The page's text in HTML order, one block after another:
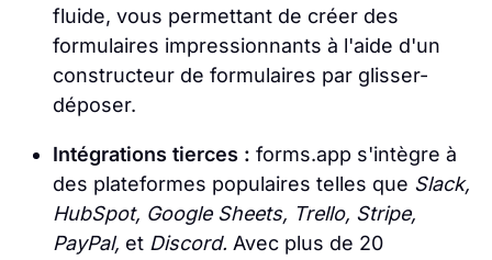
fluide, vous permettant de créer des
formulaires impressionnants à l'aide d'un
constructeur de formulaires par glisser-
déposer.
Intégrations tierces : forms.app s'intègre à
des plateformes populaires telles que Slack,
HubSpot, Google Sheets, Trello, Stripe,
PayPal, et Discord. Avec plus de 20